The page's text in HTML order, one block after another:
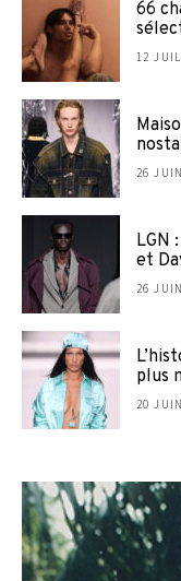
66
12
26
LGN
et
26
plus
20